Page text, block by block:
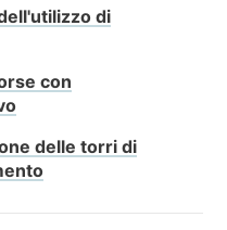
di
con
delle torri di